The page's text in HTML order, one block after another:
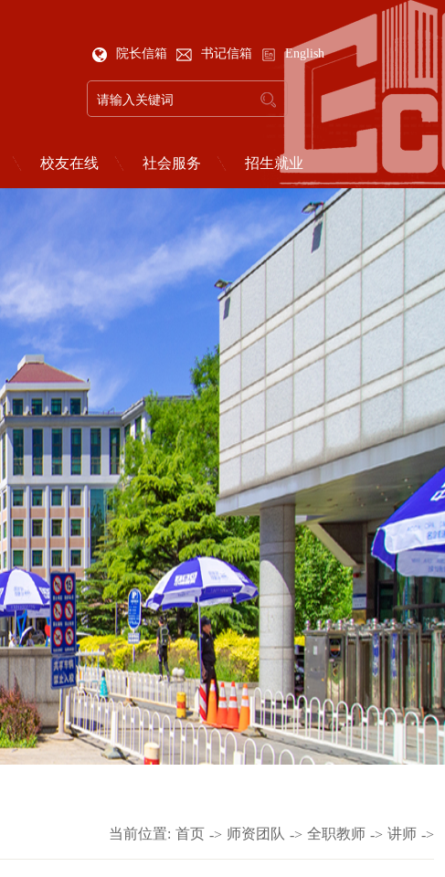
院长信箱 书记信箱 English
校友在线 社会服务 招生就业
当前位置: 首页 -> 师资团队 -> 全职教师 -> 讲师 ->